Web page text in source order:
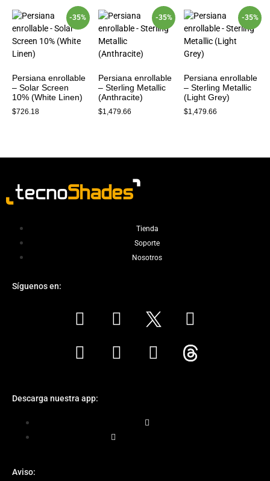
-35%
Persiana enrollable
– Solar Screen
10% (White Linen)
$726.18
-35%
Persiana enrollable
– Sterling Metallic
(Anthracite)
$1,479.66
-35%
Persiana enrollable
– Sterling Metallic
(Light Grey)
$1,479.66
Tienda
Soporte
Nosotros
Síguenos en:
Descarga nuestra app:
Aviso: